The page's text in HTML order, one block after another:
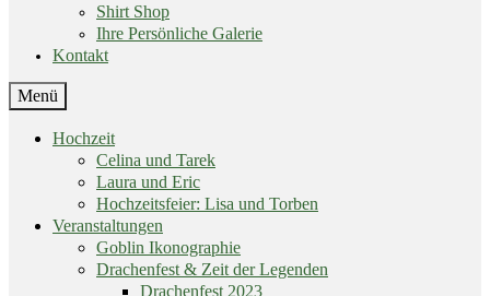
Shirt Shop
Ihre Persönliche Galerie
Kontakt
End
of
Menü
Skip
Hochzeit
Celina und Tarek
Laura und Eric
Hochzeitsfeier: Lisa und Torben
Veranstaltungen
Goblin Ikonographie
Drachenfest & Zeit der Legenden
Drachenfest 2023